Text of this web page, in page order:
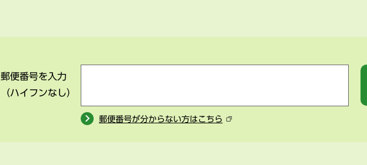
郵便番号を入力
（ハイフンなし）
郵便番号が分からない方はこちら